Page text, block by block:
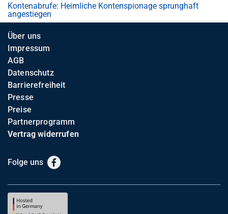
Kontenabrufe: Heimliche Kontenspionage sprunghaft
angestiegen
Über uns
Impressum
AGB
Datenschutz
Barrierefreiheit
Presse
Preise
Partnerprogramm
Vertrag widerrufen
Folge uns Facebook